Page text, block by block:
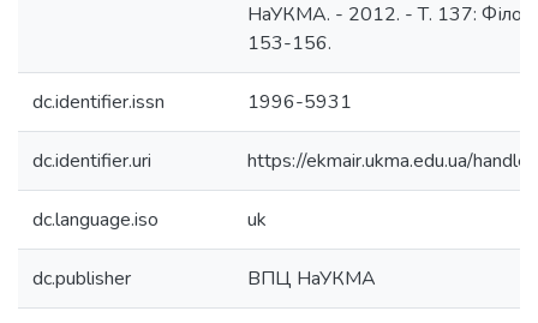
НаУКМА. - 2012. - Т. 137:
153-156.
dc.identifier.issn 1996-5931
dc.identifier.uri https://ekmair.ukma.edu.ua/
dc.language.iso uk
dc.publisher ВПЦ НаУКМА